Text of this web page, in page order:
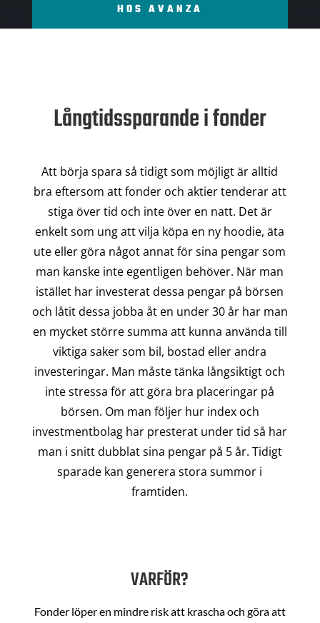
HOS AVANZA
Långtidssparande i fonder
Att börja spara så tidigt som möjligt är alltid
bra eftersom att fonder och aktier tenderar att
stiga över tid och inte över en natt. Det är
enkelt som ung att vilja köpa en ny hoodie, äta
ute eller göra något annat för sina pengar som
man kanske inte egentligen behöver. När man
istället har investerat dessa pengar på börsen
och låtit dessa jobba åt en under 30 år har man
en mycket större summa att kunna använda till
viktiga saker som bil, bostad eller andra
investeringar. Man måste tänka långsiktigt och
inte stressa för att göra bra placeringar på
börsen. Om man följer hur index och
investmentbolag har presterat under tid så har
man i snitt dubblat sina pengar på 5 år. Tidigt
sparade kan generera stora summor i
framtiden.
VARFÖR?
Fonder löper en mindre risk att krascha och göra att